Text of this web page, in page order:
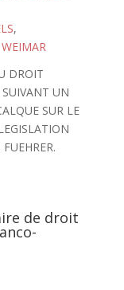
,
WEIMAR
DROIT
UN
SUR LE
de droit